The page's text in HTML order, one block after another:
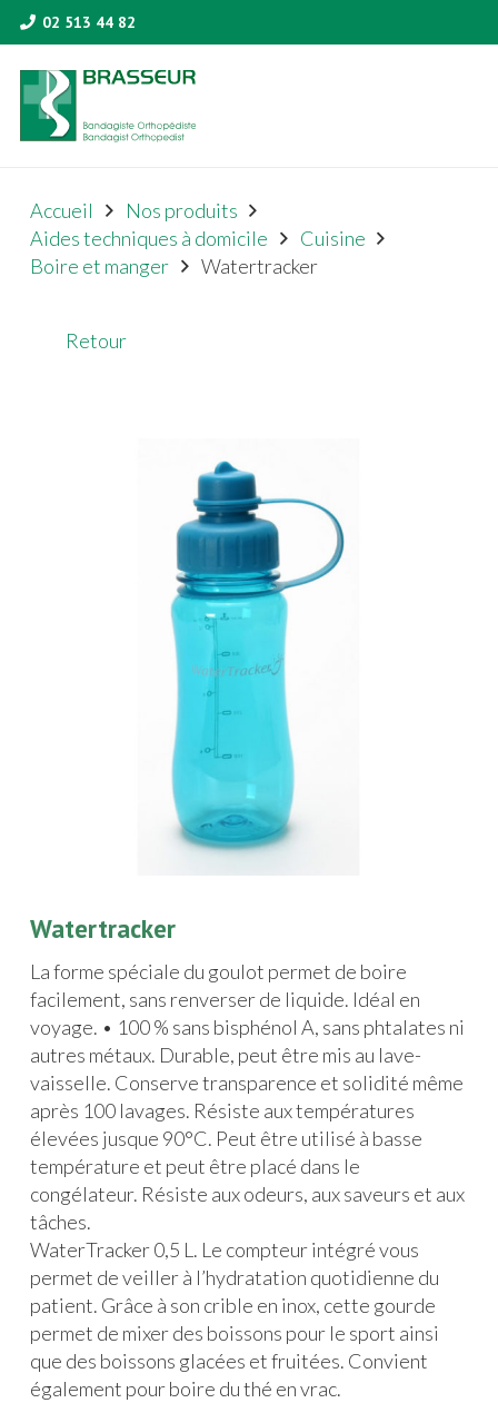
02 513 44 82
Accueil
Nos produits
Aides techniques à domicile
Cuisine
Boire et manger
Watertracker
Retour
Watertracker
La forme spéciale du goulot permet de boire
facilement, sans renver­ser de liquide. Idéal en
voyage. • 100 % sans bisphénol A, sans phtalates ni
autres métaux. Durable, peut être mis au lave-
vaisselle. Conserve transparence et solidité même
après 100 lavages. Résiste aux températures
élevées jusque 90°C. Peut être utilisé à basse
température et peut être placé dans le
congélateur. Résiste aux odeurs, aux saveurs et aux
tâches.
WaterTracker 0,5 L. Le compteur intégré vous
permet de veiller à l’hydratation quotidienne du
patient. Grâce à son crible en inox, cette gourde
permet de mixer des boissons pour le sport ainsi
que des boissons glacées et fruitées. Convient
également pour boire du thé en vrac.